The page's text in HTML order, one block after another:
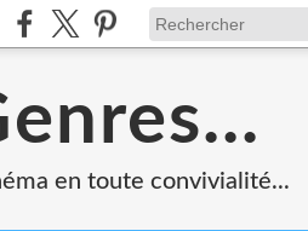
en toute convivialité...